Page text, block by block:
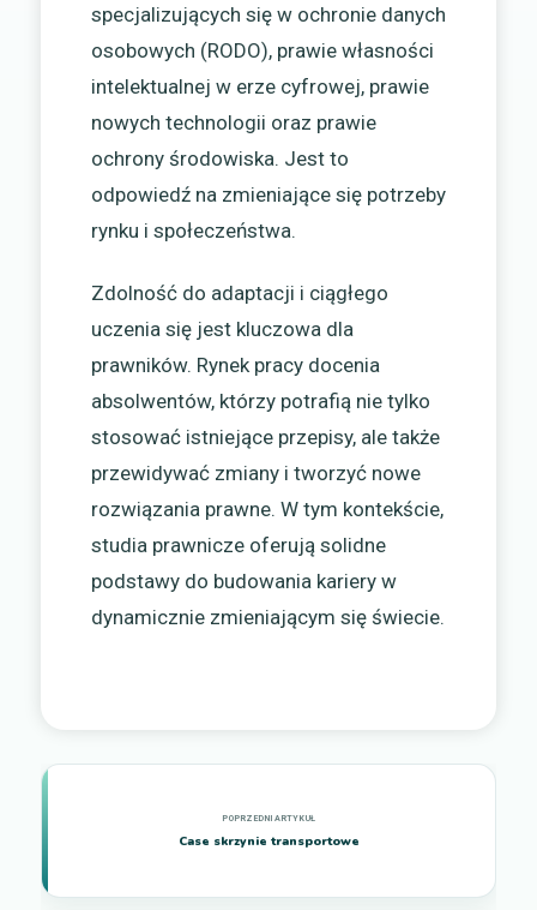
specjalizujących się w ochronie danych
osobowych (RODO), prawie własności
intelektualnej w erze cyfrowej, prawie
nowych technologii oraz prawie
ochrony środowiska. Jest to
odpowiedź na zmieniające się potrzeby
rynku i społeczeństwa.
Zdolność do adaptacji i ciągłego
uczenia się jest kluczowa dla
prawników. Rynek pracy docenia
absolwentów, którzy potrafią nie tylko
stosować istniejące przepisy, ale także
przewidywać zmiany i tworzyć nowe
rozwiązania prawne. W tym kontekście,
studia prawnicze oferują solidne
podstawy do budowania kariery w
dynamicznie zmieniającym się świecie.
Case skrzynie transportowe